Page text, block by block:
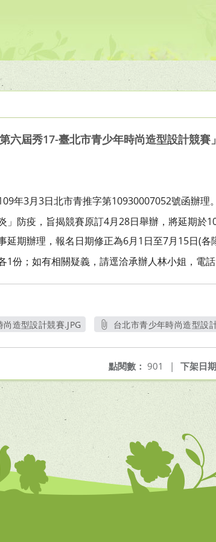
六屆秀17-臺北市青少年時尚造型設計競
年3月3日北市青推字第10930007052號函辦理。
」防疫，旨揭競賽原訂4月28日舉辦，將延期於
延期辦理，報名日期修正為6月1日至7月15日(各
1份；如有相關疑義，請逕洽承辦人林小姐，電
造型設計競賽.JPG
台北市青少年時尚造型設
下架日期
點閱數： 901 |